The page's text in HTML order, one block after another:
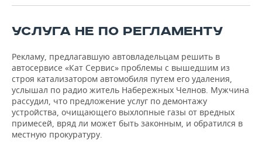
УСЛУГА НЕ ПО РЕГЛАМЕНТУ
Рекламу, предлагавшую автовладельцам решить в
автосервисе «Кат Сервис» проблемы с вышедшим из
строя катализатором автомобиля путем его удаления,
услышал по радио житель Набережных Челнов. Мужчина
рассудил, что предложение услуг по демонтажу
устройства, очищающего выхлопные газы от вредных
примесей, вряд ли может быть законным, и обратился в
местную прокуратуру.